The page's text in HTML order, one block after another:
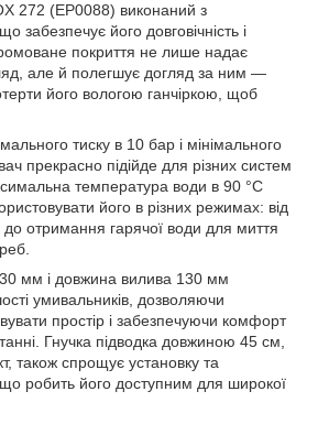
272 (EP0088) виконаний з
забезпечує його довговічність і
покриття не лише надає
але й полегшує догляд за ним —
його вологою ганчіркою, щоб
тиску в 10 бар і мінімального
прекрасно підійде для різних систем
температура води в 90 °C
його в різних режимах: від
отримання гарячої води для миття
мм і довжина вилива 130 мм
умивальників, дозволяючи
простір і забезпечуючи комфорт
Гнучка підводка довжиною 45 см,
також спрощує установку та
робить його доступним для широкої